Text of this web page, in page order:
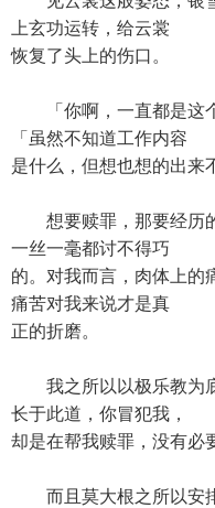
上玄功运转，给云裳
恢复了头上的伤口。
「你啊，一直都是这个
「虽然不知道工作内容
是什么，但想也想的出来
想要赎罪，那要经历的
一丝一毫都讨不得巧
的。对我而言，肉体上的
痛苦对我来说才是真
正的折磨。
我之所以以极乐教为底
长于此道，你冒犯我，
却是在帮我赎罪，没有必
而且莫大根之所以安排